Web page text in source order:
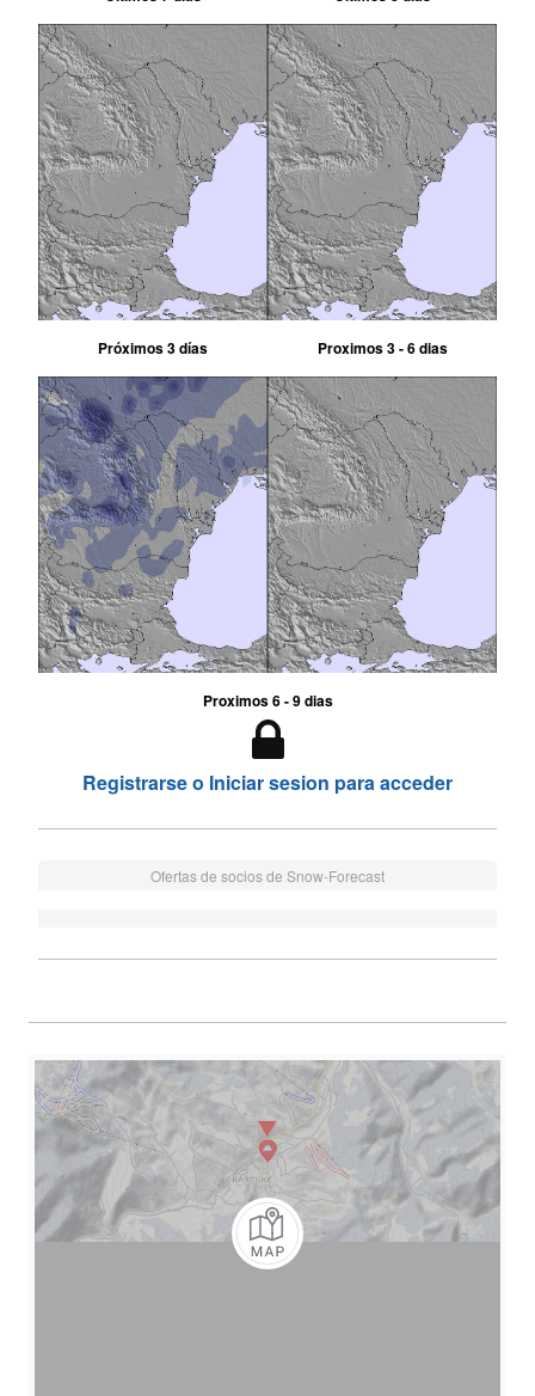
Próximos 3 días Proximos 3 - 6 dias
Proximos 6 - 9 dias
Registrarse o Iniciar sesion para acceder
Ofertas de socios de Snow-Forecast